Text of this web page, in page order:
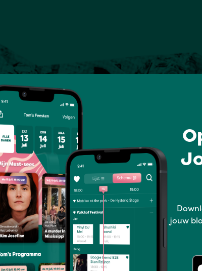
jouw
Altijd op de hoogte?
Schrijf je nu in voor